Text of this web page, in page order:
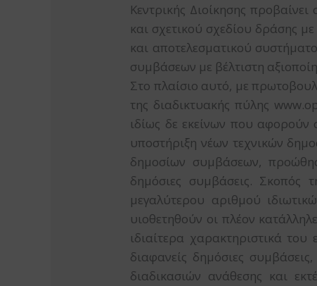
Κεντρικής Διοίκησης
και σχετικού σχεδίου δράσης
και αποτελεσματικού
συμβάσεων με βέλτιστη
Στο πλαίσιο αυτό, με
της διαδικτυακής πύλης
ιδίως δε εκείνων που αφορούν
υποστήριξη νέων τεχνικών
δημοσίων συμβάσεων,
δημόσιες συμβάσεις. Σκοπός
μεγαλύτερου αριθμού
υιοθετηθούν οι πλέον
ιδιαίτερα χαρακτηριστικά
διαφανείς δημόσιες
διαδικασιών ανάθεσης και